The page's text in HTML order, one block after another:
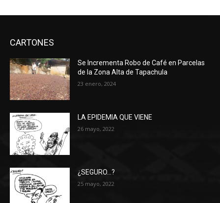
CARTONES
Se Incrementa Robo de Café en Parcelas
de la Zona Alta de Tapachula
23 enero, 2024
LA EPIDEMIA QUE VIENE
26 mayo, 2022
¿SEGURO…?
25 mayo, 2022